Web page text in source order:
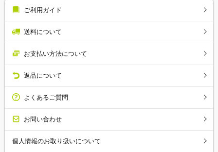
ご利用ガイド
送料について
お支払い方法について
返品について
よくあるご質問
お問い合わせ
個人情報のお取り扱いについて